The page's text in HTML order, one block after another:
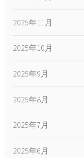
2025年11月
2025年10月
2025年9月
2025年8月
2025年7月
2025年6月